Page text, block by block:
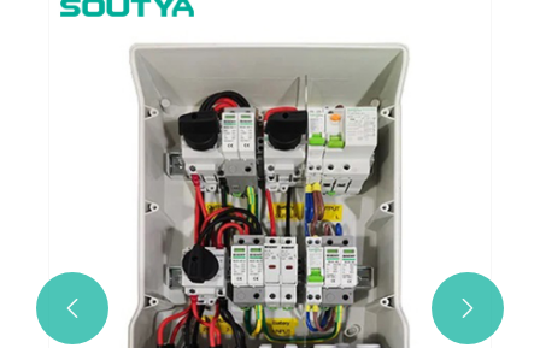
7kW AC optický úložný integrovaný box
Vidieť viac >>
 